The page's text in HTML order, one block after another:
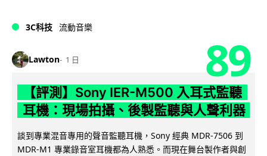
3C科技 流動音樂
Lawton 1 日 89
【評測】Sony IER-M500 入耳式監聽
耳機：現場拍攝、後製監聽與人聲利器
談到專業混音專用的聲音監聽耳機，Sony 經典 MDR-7506 到
MDR-M1 專業錄音室耳機都為人熟悉。而現在舞台製作者與創